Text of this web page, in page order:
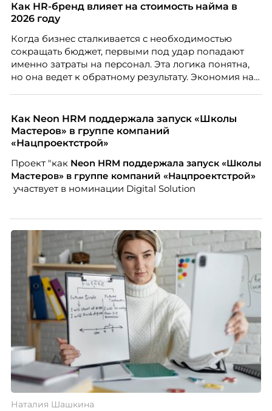
Как HR-бренд влияет на стоимость найма в
2026 году
Когда бизнес сталкивается с необходимостью
сокращать бюджет, первыми под удар попадают
именно затраты на персонал. Эта логика понятна,
но она ведет к обратному результату. Экономия на
значит – сокращает доходы бизнеса.
Как Neon HRM поддержала запуск «Школы
Мастеров» в группе компаний
«Нацпроектстрой»
Проект "какNeon HRM поддержала запуск «Школы
Мастеров» в группе компаний «Нацпроектстрой»
участвует в номинации Digital Solution
Наталия Шашкина